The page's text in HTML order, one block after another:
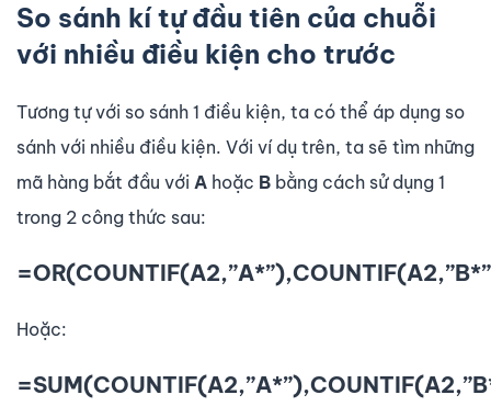
So sánh kí tự đầu tiên của chuỗi
với nhiều điều kiện cho trước
Tương tự với so sánh 1 điều kiện, ta có thể áp dụng so
sánh với nhiều điều kiện. Với ví dụ trên, ta sẽ tìm những
mã hàng bắt đầu với A hoặc B bằng cách sử dụng 1
trong 2 công thức sau:
Hoặc: